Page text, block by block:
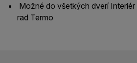
Možné do všetkých dverí Interiér
rad Termo